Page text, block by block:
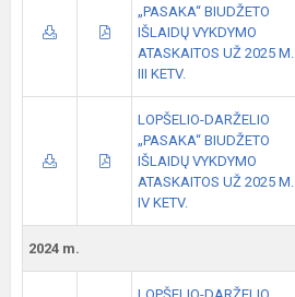
„PASAKA“ BIUDŽETO
IŠLAIDŲ VYKDYMO
ATASKAITOS UŽ 2025 M.
III KETV.
LOPŠELIO-DARŽELIO
„PASAKA“ BIUDŽETO
IŠLAIDŲ VYKDYMO
ATASKAITOS UŽ 2025 M.
IV KETV.
2024 m.